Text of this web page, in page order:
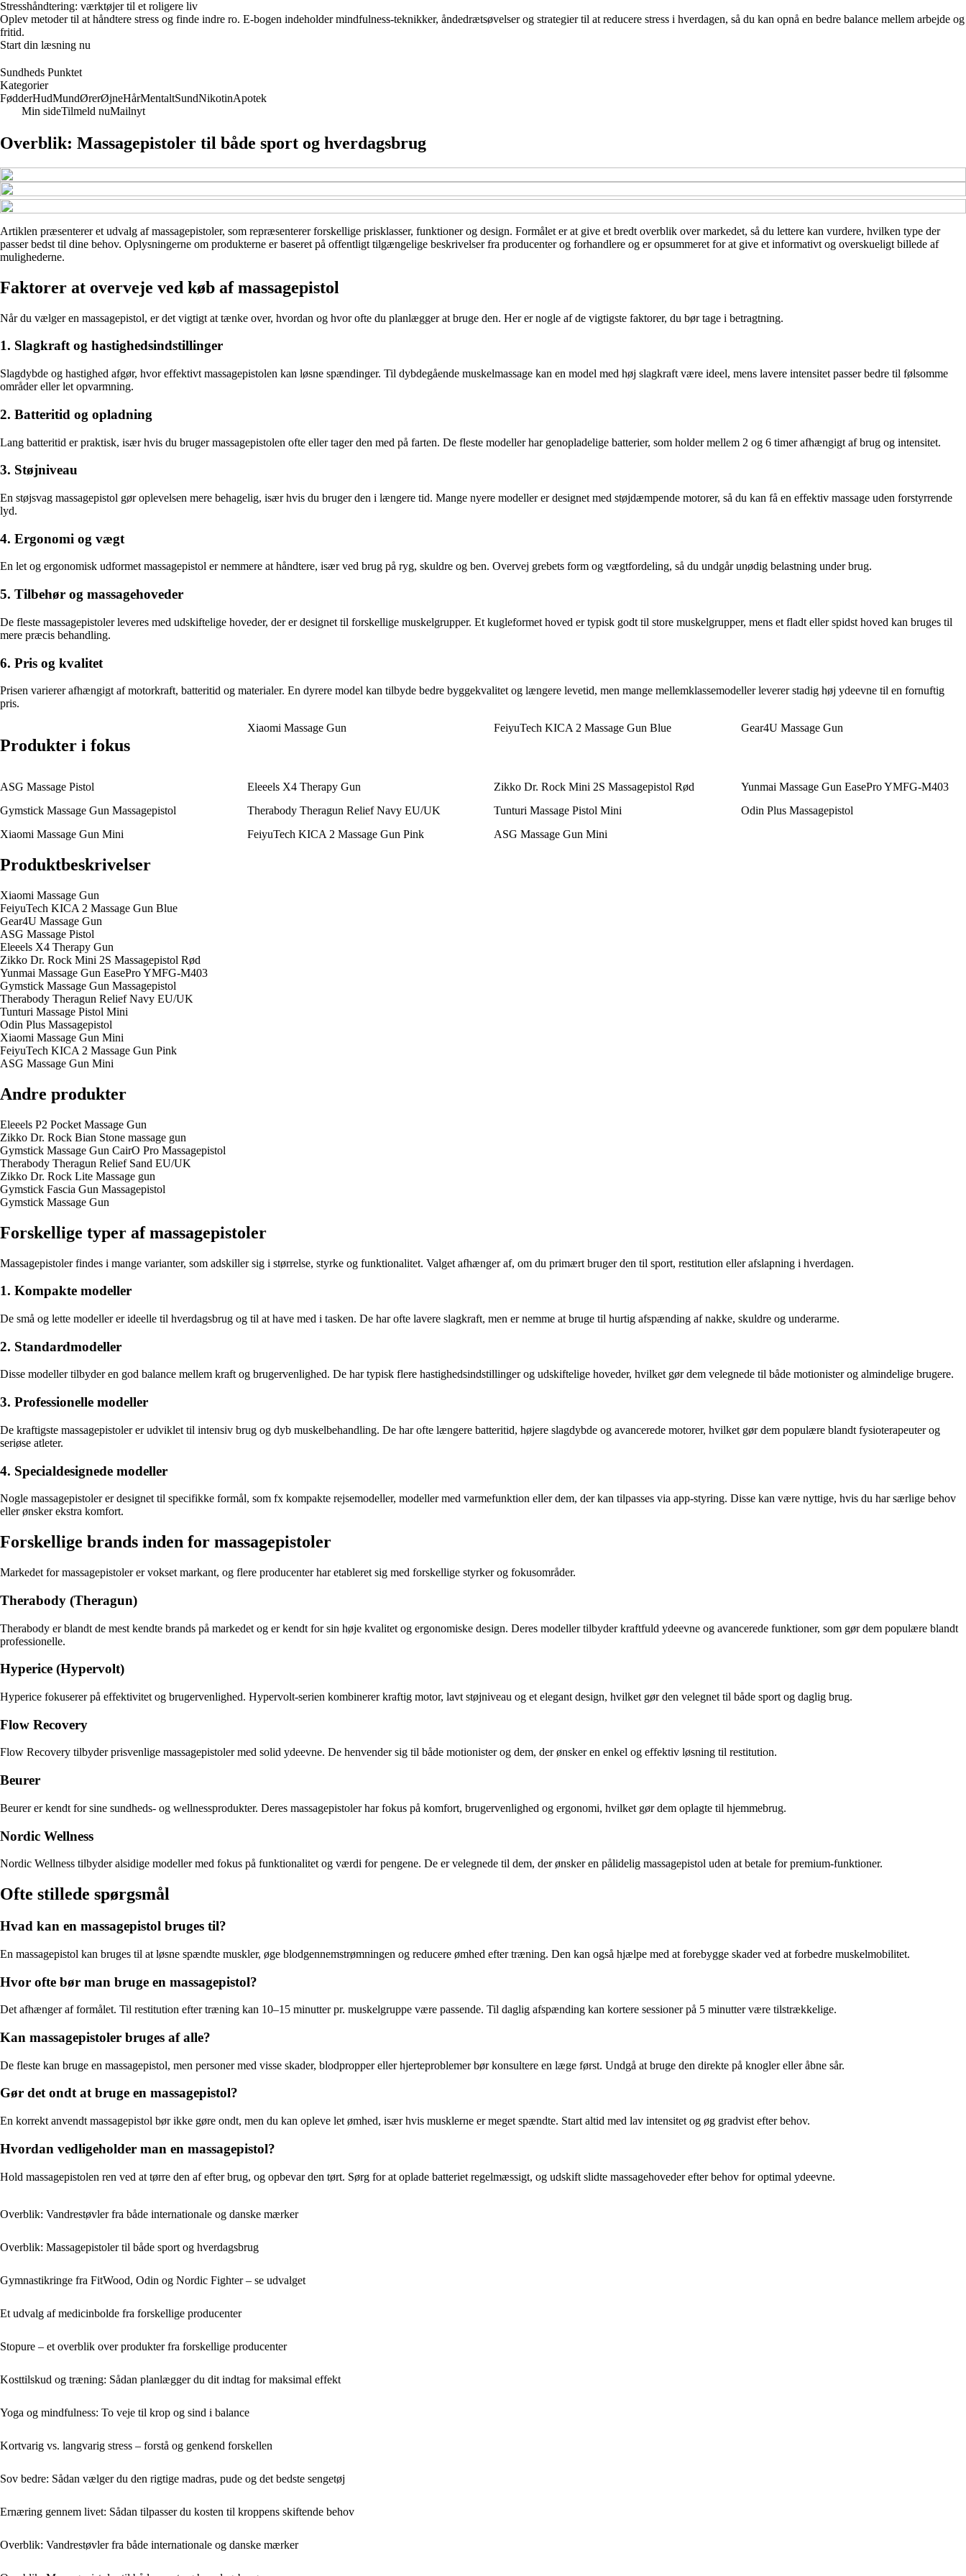
Stresshåndtering: værktøjer til et roligere liv
Oplev metoder til at håndtere stress og finde indre ro. E-bogen indeholder mindfulness-teknikker, åndedrætsøvelser og strategier til at reducere stress i hverdagen, så du kan opnå en bedre balance mellem arbejde og
fritid.
Start din læsning nu
Sundheds Punktet
Kategorier
FødderHudMundØrerØjneHårMentaltSundNikotinApotek
Min sideTilmeld nuMailnyt
Overblik: Massagepistoler til både sport og hverdagsbrug
Artiklen præsenterer et udvalg af massagepistoler, som repræsenterer forskellige prisklasser, funktioner og design. Formålet er at give et bredt overblik over markedet, så du lettere kan vurdere, hvilken type der
passer bedst til dine behov. Oplysningerne om produkterne er baseret på offentligt tilgængelige beskrivelser fra producenter og forhandlere og er opsummeret for at give et informativt og overskueligt billede af
mulighederne.
Faktorer at overveje ved køb af massagepistol
Når du vælger en massagepistol, er det vigtigt at tænke over, hvordan og hvor ofte du planlægger at bruge den. Her er nogle af de vigtigste faktorer, du bør tage i betragtning.
1. Slagkraft og hastighedsindstillinger
Slagdybde og hastighed afgør, hvor effektivt massagepistolen kan løsne spændinger. Til dybdegående muskelmassage kan en model med høj slagkraft være ideel, mens lavere intensitet passer bedre til følsomme
områder eller let opvarmning.
2. Batteritid og opladning
Lang batteritid er praktisk, især hvis du bruger massagepistolen ofte eller tager den med på farten. De fleste modeller har genopladelige batterier, som holder mellem 2 og 6 timer afhængigt af brug og intensitet.
3. Støjniveau
En støjsvag massagepistol gør oplevelsen mere behagelig, især hvis du bruger den i længere tid. Mange nyere modeller er designet med støjdæmpende motorer, så du kan få en effektiv massage uden forstyrrende
lyd.
4. Ergonomi og vægt
En let og ergonomisk udformet massagepistol er nemmere at håndtere, især ved brug på ryg, skuldre og ben. Overvej grebets form og vægtfordeling, så du undgår unødig belastning under brug.
5. Tilbehør og massagehoveder
De fleste massagepistoler leveres med udskiftelige hoveder, der er designet til forskellige muskelgrupper. Et kugleformet hoved er typisk godt til store muskelgrupper, mens et fladt eller spidst hoved kan bruges til
mere præcis behandling.
6. Pris og kvalitet
Prisen varierer afhængigt af motorkraft, batteritid og materialer. En dyrere model kan tilbyde bedre byggekvalitet og længere levetid, men mange mellemklassemodeller leverer stadig høj ydeevne til en fornuftig
pris.
Produkter i fokus
Xiaomi Massage Gun FeiyuTech KICA 2 Massage Gun Blue Gear4U Massage Gun
ASG Massage Pistol Eleeels X4 Therapy Gun Zikko Dr. Rock Mini 2S Massagepistol Rød
Yunmai Massage Gun EasePro YMFG-M403
Gymstick Massage Gun Massagepistol
Therabody Theragun Relief Navy EU/UK Tunturi Massage Pistol Mini
Odin Plus Massagepistol
Xiaomi Massage Gun Mini
FeiyuTech KICA 2 Massage Gun Pink ASG Massage Gun Mini
Produktbeskrivelser
Xiaomi Massage Gun
FeiyuTech KICA 2 Massage Gun Blue
Gear4U Massage Gun
ASG Massage Pistol
Eleeels X4 Therapy Gun
Zikko Dr. Rock Mini 2S Massagepistol Rød
Yunmai Massage Gun EasePro YMFG-M403
Gymstick Massage Gun Massagepistol
Therabody Theragun Relief Navy EU/UK
Tunturi Massage Pistol Mini
Odin Plus Massagepistol
Xiaomi Massage Gun Mini
FeiyuTech KICA 2 Massage Gun Pink
ASG Massage Gun Mini
Andre produkter
Eleeels P2 Pocket Massage Gun
Zikko Dr. Rock Bian Stone massage gun
Gymstick Massage Gun CairO Pro Massagepistol
Therabody Theragun Relief Sand EU/UK
Zikko Dr. Rock Lite Massage gun
Gymstick Fascia Gun Massagepistol
Gymstick Massage Gun
Forskellige typer af massagepistoler
Massagepistoler findes i mange varianter, som adskiller sig i størrelse, styrke og funktionalitet. Valget afhænger af, om du primært bruger den til sport, restitution eller afslapning i hverdagen.
1. Kompakte modeller
De små og lette modeller er ideelle til hverdagsbrug og til at have med i tasken. De har ofte lavere slagkraft, men er nemme at bruge til hurtig afspænding af nakke, skuldre og underarme.
2. Standardmodeller
Disse modeller tilbyder en god balance mellem kraft og brugervenlighed. De har typisk flere hastighedsindstillinger og udskiftelige hoveder, hvilket gør dem velegnede til både motionister og almindelige brugere.
3. Professionelle modeller
De kraftigste massagepistoler er udviklet til intensiv brug og dyb muskelbehandling. De har ofte længere batteritid, højere slagdybde og avancerede motorer, hvilket gør dem populære blandt fysioterapeuter og
seriøse atleter.
4. Specialdesignede modeller
Nogle massagepistoler er designet til specifikke formål, som fx kompakte rejsemodeller, modeller med varmefunktion eller dem, der kan tilpasses via app-styring. Disse kan være nyttige, hvis du har særlige behov
eller ønsker ekstra komfort.
Forskellige brands inden for massagepistoler
Markedet for massagepistoler er vokset markant, og flere producenter har etableret sig med forskellige styrker og fokusområder.
Therabody (Theragun)
Therabody er blandt de mest kendte brands på markedet og er kendt for sin høje kvalitet og ergonomiske design. Deres modeller tilbyder kraftfuld ydeevne og avancerede funktioner, som gør dem populære blandt
professionelle.
Hyperice (Hypervolt)
Hyperice fokuserer på effektivitet og brugervenlighed. Hypervolt-serien kombinerer kraftig motor, lavt støjniveau og et elegant design, hvilket gør den velegnet til både sport og daglig brug.
Flow Recovery
Flow Recovery tilbyder prisvenlige massagepistoler med solid ydeevne. De henvender sig til både motionister og dem, der ønsker en enkel og effektiv løsning til restitution.
Beurer
Beurer er kendt for sine sundheds- og wellnessprodukter. Deres massagepistoler har fokus på komfort, brugervenlighed og ergonomi, hvilket gør dem oplagte til hjemmebrug.
Nordic Wellness
Nordic Wellness tilbyder alsidige modeller med fokus på funktionalitet og værdi for pengene. De er velegnede til dem, der ønsker en pålidelig massagepistol uden at betale for premium-funktioner.
Ofte stillede spørgsmål
Hvad kan en massagepistol bruges til?
En massagepistol kan bruges til at løsne spændte muskler, øge blodgennemstrømningen og reducere ømhed efter træning. Den kan også hjælpe med at forebygge skader ved at forbedre muskelmobilitet.
Hvor ofte bør man bruge en massagepistol?
Det afhænger af formålet. Til restitution efter træning kan 10–15 minutter pr. muskelgruppe være passende. Til daglig afspænding kan kortere sessioner på 5 minutter være tilstrækkelige.
Kan massagepistoler bruges af alle?
De fleste kan bruge en massagepistol, men personer med visse skader, blodpropper eller hjerteproblemer bør konsultere en læge først. Undgå at bruge den direkte på knogler eller åbne sår.
Gør det ondt at bruge en massagepistol?
En korrekt anvendt massagepistol bør ikke gøre ondt, men du kan opleve let ømhed, især hvis musklerne er meget spændte. Start altid med lav intensitet og øg gradvist efter behov.
Hvordan vedligeholder man en massagepistol?
Hold massagepistolen ren ved at tørre den af efter brug, og opbevar den tørt. Sørg for at oplade batteriet regelmæssigt, og udskift slidte massagehoveder efter behov for optimal ydeevne.
Overblik: Vandrestøvler fra både internationale og danske mærker
Overblik: Massagepistoler til både sport og hverdagsbrug
Gymnastikringe fra FitWood, Odin og Nordic Fighter – se udvalget
Et udvalg af medicinbolde fra forskellige producenter
Stopure – et overblik over produkter fra forskellige producenter
Kosttilskud og træning: Sådan planlægger du dit indtag for maksimal effekt
Yoga og mindfulness: To veje til krop og sind i balance
Kortvarig vs. langvarig stress – forstå og genkend forskellen
Sov bedre: Sådan vælger du den rigtige madras, pude og det bedste sengetøj
Ernæring gennem livet: Sådan tilpasser du kosten til kroppens skiftende behov
Overblik: Vandrestøvler fra både internationale og danske mærker